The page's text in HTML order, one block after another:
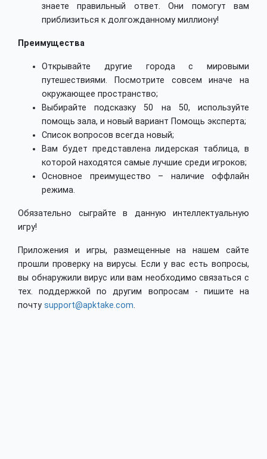
знаете правильный ответ. Они помогут вам
приблизиться к долгожданному миллиону!
Преимущества
Открывайте другие города с мировыми
путешествиями. Посмотрите совсем иначе на
окружающее пространство;
Выбирайте подсказку 50 на 50, используйте
помощь зала, и новый вариант Помощь эксперта;
Список вопросов всегда новый;
Вам будет представлена лидерская таблица, в
которой находятся самые лучшие среди игроков;
Основное преимущество – наличие оффлайн
режима.
Обязательно сыграйте в данную интеллектуальную
игру!
Приложения и игры, размещенные на нашем сайте
прошли проверку на вирусы. Если у вас есть вопросы,
вы обнаружили вирус или вам необходимо связаться с
тех. поддержкой по другим вопросам - пишите на
почту support@apktake.com.